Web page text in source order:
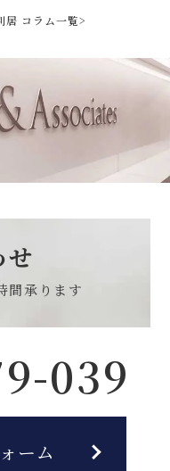
居 コラム一覧>
せ
間承ります
039
ーム